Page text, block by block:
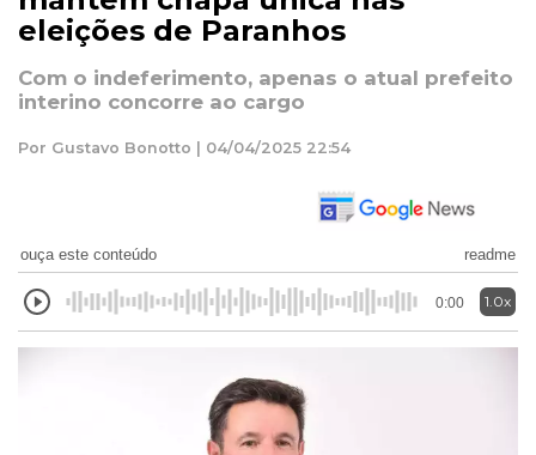
eleições de Paranhos
Com o indeferimento, apenas o atual prefeito
interino concorre ao cargo
Por Gustavo Bonotto | 04/04/2025 22:54
ouça este conteúdo readme
0:00 1.0x